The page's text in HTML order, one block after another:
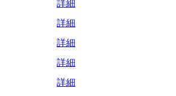
詳細
詳細
詳細
詳細
詳細